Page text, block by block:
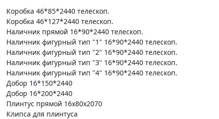
Коробка 46*85*2440 телескоп.
Коробка 46*127*2440 телескоп.
Наличник прямой 16*90*2440 телескоп.
Наличник фигурный тип "1" 16*90*2440 телескоп.
Наличник фигурный тип "2" 16*90*2440 телескоп.
Наличник фигурный тип "3" 16*90*2440 телескоп.
Наличник фигурный тип "4" 16*90*2440 телескоп.
Добор 16*150*2440
Добор 16*200*2440
Плинтус прямой 16х80х2070
Клипса для плинтуса